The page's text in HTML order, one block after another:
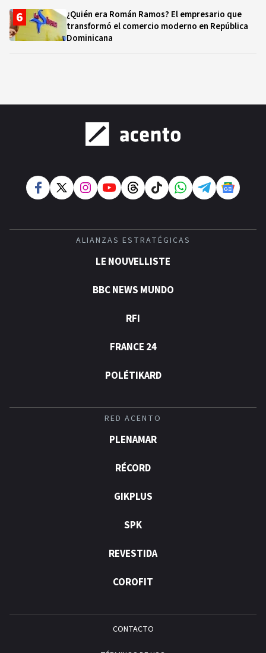
¿Quién era Román Ramos? El empresario que
transformó el comercio moderno en República
Dominicana
ALIANZAS ESTRATÉGICAS
LE NOUVELLISTE
BBC NEWS MUNDO
RFI
FRANCE 24
POLÉTIKARD
RED ACENTO
PLENAMAR
RÉCORD
GIKPLUS
SPK
REVESTIDA
COROFIT
CONTACTO